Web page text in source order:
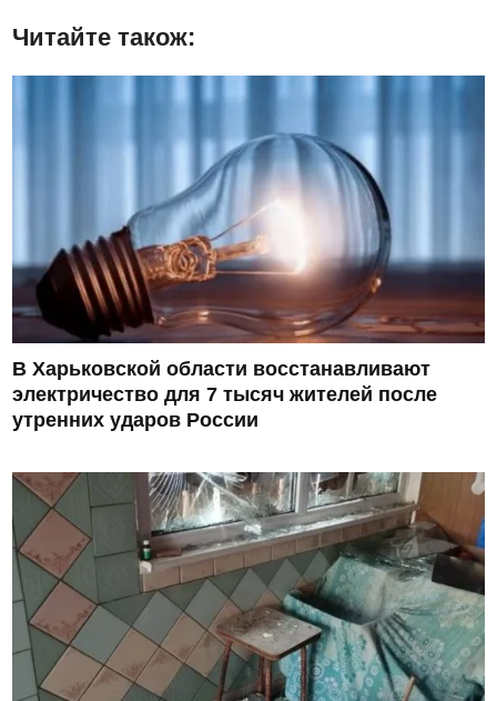
Читайте також:
В Харьковской области восстанавливают
электричество для 7 тысяч жителей после
утренних ударов России